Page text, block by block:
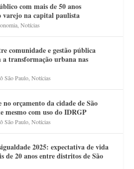
com mais de 50 anos
varejo na capital paulista
,Notícias
comunidade e gestão pública
transformação urbana nas
São Paulo ,Notícias
no orçamento da cidade de São
mesmo com uso do IDRGP
São Paulo ,Notícias
2025: expectativa de vida
de 20 anos entre distritos de São